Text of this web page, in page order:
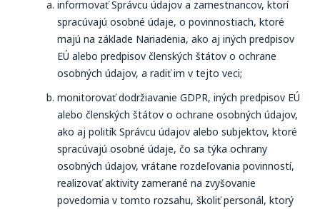
informovať Správcu údajov a zamestnancov, ktorí
spracúvajú osobné údaje, o povinnostiach, ktoré
majú na základe Nariadenia, ako aj iných predpisov
EÚ alebo predpisov členských štátov o ochrane
osobných údajov, a radiť im v tejto veci;
monitorovať dodržiavanie GDPR, iných predpisov EÚ
alebo členských štátov o ochrane osobných údajov,
ako aj politík Správcu údajov alebo subjektov, ktoré
spracúvajú osobné údaje, čo sa týka ochrany
osobných údajov, vrátane rozdeľovania povinností,
realizovať aktivity zamerané na zvyšovanie
povedomia v tomto rozsahu, školiť personál, ktorý